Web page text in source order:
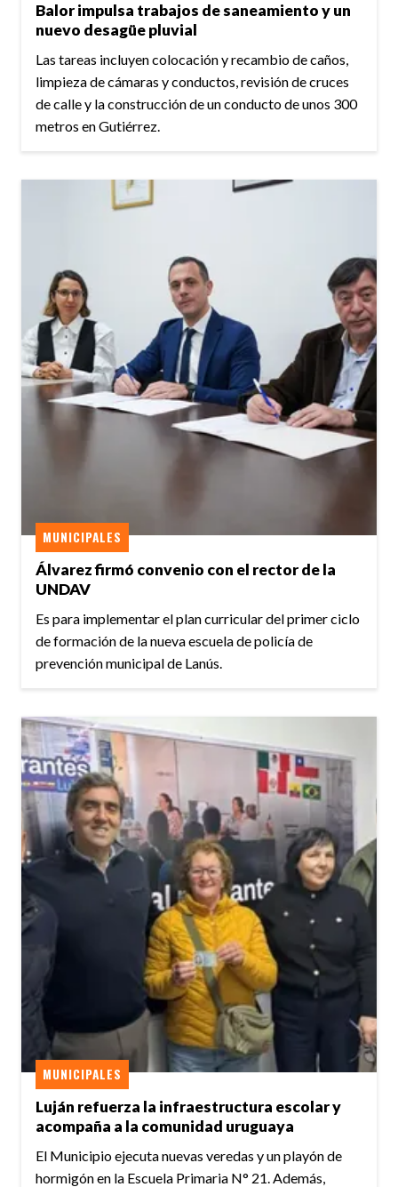
Balor impulsa trabajos de saneamiento y un
nuevo desagüe pluvial
Las tareas incluyen colocación y recambio de caños,
limpieza de cámaras y conductos, revisión de cruces
de calle y la construcción de un conducto de unos 300
metros en Gutiérrez.
Álvarez firmó convenio con el rector de la
UNDAV
MUNICIPALES
Es para implementar el plan curricular del primer ciclo
de formación de la nueva escuela de policía de
prevención municipal de Lanús.
Luján refuerza la infraestructura escolar y
acompaña a la comunidad uruguaya
MUNICIPALES
El Municipio ejecuta nuevas veredas y un playón de
hormigón en la Escuela Primaria N° 21. Además,